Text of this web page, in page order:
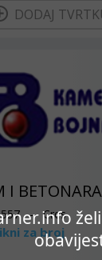
DODAJ
I
- Cres
za broj